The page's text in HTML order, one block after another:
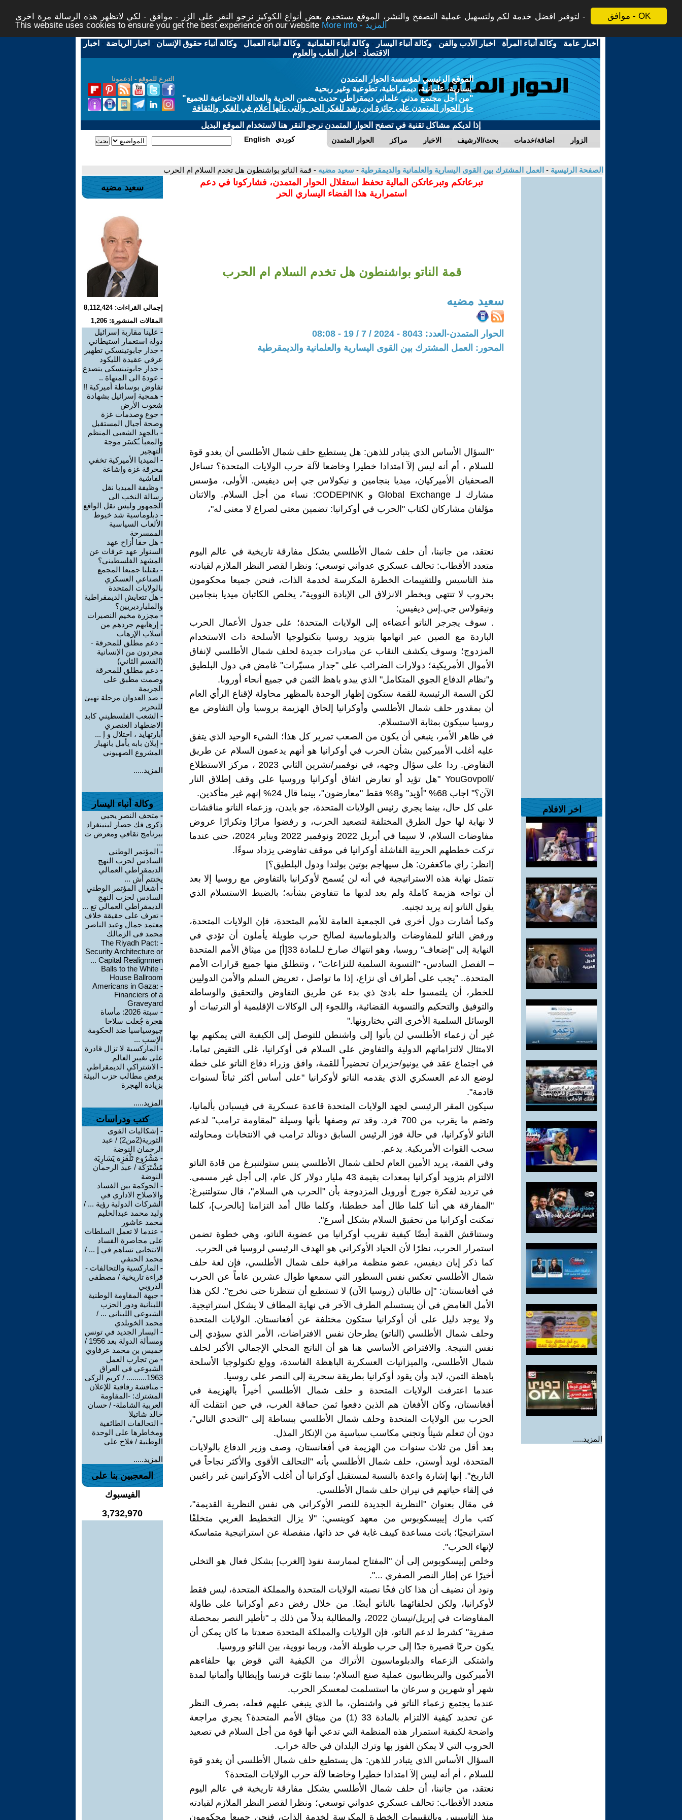
موافق - OK
لتوفير افضل خدمة لكم ولتسهيل عملية التصفح والنشر، الموقع يستخدم بعض أنواع الكوكيز نرجو النقر على الزر - موافق - لكي لاتظهر هذه الرسالة مرة اخرى -
This website uses cookies to ensure you get the best experience on our website
More info - المزيد
أخبار عامة -وكالة أنباء المرأة - اخبار الأدب والفن -وكالة أنباء اليسار -وكالة أنباء العلمانية -وكالة أنباء العمال -وكالة أنباء حقوق الإنسان - اخبار الرياضة - اخبار
الاقتصاد - اخبار الطب والعلوم
التبرع للموقع - ادعمونا
الموقع الرئيسي لمؤسسة الحوار المتمدن
يسارية، علمانية، ديمقراطية، تطوعية وغير ربحية
"من أجل مجتمع مدني علماني ديمقراطي حديث يضمن الحرية والعدالة الاجتماعية للجميع"
حاز الحوار المتمدن على جائزة ابن رشد للفكر الحر والتى نالها أعلام في الفكر والثقافة
إذا لديكم مشاكل تقنية في تصفح الحوار المتمدن نرجو النقر هنا لاستخدام الموقع البديل
الحوار المتمدن مراكز الاخبار بحث/الارشيف اضافة/خدمات الزوار English كوردي
الصفحة الرئيسية - العمل المشترك بين القوى اليسارية والعلمانية والديمقرطية - سعيد مضيه - قمة الناتو بواشنطون هل تخدم السلام ام الحرب
اخر الافلام
المزيد.....
تبرعاتكم وتبرعاتكن المالية تحفظ استقلال الحوار المتمدن، فشاركونا في دعم
استمرارية هذا الفضاء اليساري الحر
قمة الناتو بواشنطون هل تخدم السلام ام الحرب
سعيد مضيه
الحوار المتمدن-العدد: 8043 - 2024 / 7 / 19 - 08:08
المحور: العمل المشترك بين القوى اليسارية والعلمانية والديمقرطية
"السؤال الأساس الذي يتبادر للذهن: هل يستطيع حلف شمال الأطلسي أن يغدو قوة
للسلام ، أم أنه ليس إلآ امتدادا خطيرا وخاضعا لآلة حرب الولايات المتحدة؟ تساءل
الصحفيان الأميركيان، ميديا بنجامين و نيكولاس جي إس ديفيس. الأولى، مؤسس
مشارك لـ Global Exchange و CODEPINK: نساء من أجل السلام. والاثنان
مؤلفان مشاركان لكتاب "الحرب في أوكرانيا: تضمين معتى لصراع لا معنى له"،
نعتقد، من جانبنا، أن حلف شمال الأطلسي يشكل مفارقة تاريخية في عالم اليوم
متعدد الأقطاب: تحالف عسكري عدواني توسعي؛ ونظرا لقصر النظر الملازم لقيادته
منذ التاسيس وللتقييمات الخطرة المكرسة لخدمة الذات، فنحن جميعا محكومون
بحروب لا تنتهي وبخطر الانزلاق الى الإبادة النووية"، يخلص الكاتبان ميديا بنجامين
ونيقولاس جي.إس ديفيس:
. سوف يجرجر الناتو أعضاءه إلى الولايات المتحدة؛ على جدول الأعمال الحرب
الباردة مع الصين عبر اتهامها بتزويد روسيا بتكنولوجيا الأسلحة ذات الاستخدام
المزدوج؛ وسوف يكشف النقاب عن مبادرات جديدة لحلف شمال الأطلسي لإنفاق
الأموال الأمريكية؛ دولارات الضرائب على "جدار مسيّرات" غامض في دول البلطيق
و"نظام الدفاع الجوي المتكامل" الذي يبدو باهظ الثمن في جميع أنحاء أوروبا.
لكن السمة الرئيسية للقمة ستكون إظهار الوحدة بالمظهر محاولة لإقناع الرأي العام
أن بمقدور حلف شمال الأطلسي وأوكرانيا إلحاق الهزيمة بروسيا وأن التفاوض مع
روسيا سيكون بمثابة الاستسلام.
في ظاهر الأمر، ينبغي أن يكون من الصعب تمرير كل هذا؛ الشيء الوحيد الذي يتفق
عليه أغلب الأميركيين بشأن الحرب في أوكرانيا هو أنهم يدعمون السلام عن طريق
التفاوض. ردا على سؤال وجهه، في نوفمبر/تشرين الثاني 2023 ، مركز الاستطلاع
/YouGovpoll "هل تؤيد أو تعارض اتفاق أوكرانيا وروسيا على وقف إطلاق النار
الآن؟" اجاب 68% "أؤيد" و8% فقط "معارضون"، بينما قال 24% إنهم غير متأكدين.
على كل حال، بينما يجري رئيس الولايات المتحدة، جو بايدن، وزعماء الناتو مناقشات
لا نهاية لها حول الطرق المختلفة لتصعيد الحرب، و رفضوا مرارًا وتكرارًا عروض
مفاوضات السلام، لا سيما في أبريل 2022 ونوفمبر 2022 ويناير 2024، حتى عندما
تركت خططهم الحربية الفاشلة أوكرانيا في موقف تفاوضي يزداد سوءًا.
[انظر: راي ماكغفرن: هل سيهاجم بوتين بولندا ودول البلطيق؟]
تتمثل نهاية هذه الاستراتيجية في أنه لن يُسمح لأوكرانيا بالتفاوض مع روسيا إلا بعد
أن تواجه هزيمة كاملة ولم يعد لديها ما تتفاوض بشأنه؛ بالضبط الاستسلام الذي
يقول الناتو إنه يريد تجنبه.
وكما أشارت دول أخرى في الجمعية العامة للأمم المتحدة، فإن الولايات المتحدة،
ورفض الناتو للمفاوضات والدبلوماسية لصالح حرب طويلة يأملون أن تؤدي في
النهاية إلى "إضعاف" روسيا، وهو انتهاك صارخ لـلمادة 33[أ] من ميثاق الأمم المتحدة
– الفصل السادس- "التسوية السلمية للنزاعات" ، وتنطلق منها جميع قرارات الأمم
المتحدة.. "يجب على أطراف أي نزاع، إذا ما تواصل ، تعريض السلم والأمن الدوليين
للخطر، أن يلتمسوا حله بادئ ذي بدء عن طريق التفاوض والتحقيق والوساطة
والتوفيق والتحكيم والتسوية القضائية، واللجوء إلى الوكالات الإقليمية أو الترتيبات أو
الوسائل السلمية الأخرى التي يختارونها."
غير أن زعماء الأطلسي لن يأتوا إلى واشنطن للتوصل إلى الكيفية التي يمكنهم بها
الامتثال لالتزاماتهم الدولية والتفاوض على السلام في أوكرانيا، غلى التقيض تماما،
في اجتماع عقد في يونيو/حزيران تحضيراً للقمة، وافق وزراء دفاع الناتو على خطة
لوضع الدعم العسكري الذي يقدمه الناتو لأوكرانيا "على أساس أكثر ثباتاً لسنوات
قادمة".
سيكون المقر الرئيسي لجهد الولايات المتحدة قاعدة عسكرية في فيسبادن بألمانيا،
وتضم ما يقرب من 700 فرد. وقد تم وصفها بأنها وسيلة "لمقاومة ترامب" لدعم
الناتو لأوكرانيا، في حالة فوز الرئيس السابق دونالد ترامب في الانتخابات ومحاولته
سحب القوات الأمريكية. يدعم.
وفي القمة، يريد الأمين العام لحلف شمال الأطلسي ينس ستولتنبرغ من قادة الناتو
الالتزام بتزويد أوكرانيا بمعدات بقيمة 43 مليار دولار كل عام، إلى أجل غير مسمى.
في ترديد لفكرة جورج أورويل المزدوجة بأن "الحرب هي السلام"، قال ستولتنبرغ:
"المفارقة هي أننا كلما طال أمد خططنا، وكلما طال أمد التزامنا [بالحرب]، كلما
تمكنت أوكرانيا من تحقيق السلام بشكل أسرع".
وستناقش القمة أيضًا كيفية تقريب أوكرانيا من عضوية الناتو، وهي خطوة تضمن
استمرار الحرب، نظرًا لأن الحياد الأوكراني هو الهدف الرئيسي لروسيا في الحرب.
كما ذكر إيان ديفيس، عضو منظمة مراقبة حلف شمال الأطلسي، فإن لغة حلف
شمال الأطلسي تعكس نفس السطور التي سمعها طوال عشرين عاماً عن الحرب
في أفغانستان: "إن طالبان (روسيا الآن) لا تستطيع أن تنتظرنا حتى نخرج". لكن هذا
الأمل الغامض في أن يستسلم الطرف الآخر في نهاية المطاف لا يشكل استراتيجية.
ولا يوجد دليل على أن أوكرانيا ستكون مختلفة عن أفغانستان. الولايات المتحدة
وحلف شمال الأطلسي (الناتو) يطرحان نفس الافتراضات، الأمر الذي سيؤدي إلى
نفس النتيجة. والافتراض الأساسي هنا هو أن الناتج المحلي الإجمالي الأكبر لحلف
شمال الأطلسي، والميزانيات العسكرية الباهظة الفاسدة، وولع تكنولوجيا الأسلحة
باهظة الثمن، لابد وأن يقود أوكرانيا بطريقة سحرية إلى النصر على روسيا.
عندما اعترفت الولايات المتحدة و حلف شمال الأطلسي أخيراً بالهزيمة في
أفغانستان، وكان الأفغان هم الذين دفعوا ثمن حماقة الغرب، في حين انتقلت آلة
الحرب بين الولايات المتحدة وحلف شمال الأطلسي ببساطة إلى "التحدي التالي"،
دون أن تتعلم شيئاً وتجني مكاسب سياسية من الإنكار المذل.
بعد أقل من ثلاث سنوات من الهزيمة في أفغانستان، وصف وزير الدفاع بالولايات
المتحدة، لويد أوستن، حلف شمال الأطلسي بأنه "التحالف الأقوى والأكثر نجاحاً في
التاريخ". إنها إشارة واعدة بالنسبة لمستقبل أوكرانيا أن أغلب الأوكرانيين غير راغبين
في إلقاء حياتهم في نيران حلف شمال الأطلسي.
في مقال بعنوان "النظرية الجديدة للنصر الأوكراني هي نفس النظرية القديمة"،
كتب مارك إيبيسكوبوس من معهد كوينسي: "لا يزال التخطيط الغربي متخلفًا
استراتيجيًا؛ باتت مساعدة كييف غاية في حد ذاتها، منفصلة عن استراتيجية متماسكة
لإنهاء الحرب".
وخلص إبيسكوبوس إلى أن "المفتاح لممارسة نفوذ [الغرب] بشكل فعال هو التخلي
أخيرًا عن إطار النصر الصفري ...".
ونود أن نضيف أن هذا كان فخًا نصبته الولايات المتحدة والمملكة المتحدة، ليس فقط
لأوكرانيا، ولكن لحلفائهما بالناتو أيضًا. من خلال رفض دعم أوكرانيا على طاولة
المفاوضات في إبريل/نيسان 2022، والمطالبة بدلاً من ذلك بـ "تأطير النصر بمحصلة
صفرية" كشرط لدعم الناتو، فإن الولايات والمملكة المتحدة صعدتا ما كان يمكن أن
يكون حربًا قصيرة جدًا إلى حرب طويلة الأمد، وربما نووية، بين الناتو وروسيا.
واشتكى الزعماء والدبلوماسيون الأتراك من الكيفية التي قوض بها حلفاءهم
الأميركيون والبريطانيون عملية صنع السلام؛ بينما تلوّت فرنسا وإيطاليا وألمانيا لمدة
شهر أو شهرين و سرعان ما استسلمت لمعسكر الحرب.
عندما يجتمع زعماء الناتو في واشنطن، ما الذي ينبغي عليهم فعله، بصرف النظر
عن تحديد كيفية الالتزام بالمادة 33 (1) من ميثاق الأمم المتحدة؟ يجري مراجعة
واضحة لكيفية استمرار هذه المنظمة التي تدعي أنها قوة من أجل السلام في تصعيد
الحروب التي لا يمكن الفوز بها وترك البلدان في حالة خراب.
السؤال الأساس الذي يتبادر للذهن: هل يستطيع حلف شمال الأطلسي أن يغدو قوة
للسلام ، أم أنه ليس إلآ امتدادا خطيرا وخاضعا لآلة حرب الولايات المتحدة؟
نعتقد، من جانبنا، أن حلف شمال الأطلسي يشكل مفارقة تاريخية في عالم اليوم
متعدد الأقطاب: تحالف عسكري عدواني توسعي؛ ونظرا لقصر النظر الملازم لقيادته
منذ التاسيس وبالتقييمات الخطرة المكرسة لخدمة الذات، فنحن جميعا محكومون
سعيد مضيه
إجمالي القراءات: 8,112,424
المقالات المنشورة: 1,206
- علينا مقاربة إسرائيل
دولة استعمار استيطاني
- جدار جابوتينسكي تطهير
عرقي عقيدة الليكود
- جدار جابوتينسكي يتصدع
- عودة الى المتهاة ..
تفاوض بوساطة أميركية !!
- همجية إسرائيل بشهادة
شعوب الأرض
- جوع وصدمات غزة
وصحة أجيال المستقبل
- بالجهد الشعبي المنظم
والمعبأ ـُكسَر موجة
التهجير
- الميديا الأميركية تخفي
محرقة غزة وإشاعة
الفاشية
- وظيفة الميديا نقل
رسالة النخب الى
الجمهور وليس نقل الواقع
- دبلوماسية شد خيوط
الألعاب السياسية
الممسرحة
- هل حقا أزاح عهد
السنوار عهد عرفات عن
المشهد الفلسطيني؟
- يقتلنا جميعا المجمع
الصناعي العسكري
بالولايات المتحدة
- هل تتعايش الديمقراطية
والمليارديريين؟
- مجزرة مخيم النصيرات
- إرهابهم جردهم من
أسلاب الإرهاب
- دعم مطلق للمحرقة -
مجردون من الإنسانية
(القسم الثاني)
- دعم مطلق للمحرقة
وصمت مطبق على
الجريمة
- صد العدوان مرحلة تهيئ
للتحرير
- الشعب الفلسطيني كابد
الاضطهاد العنصري
أبارتهايد ، احتلال و إ ...
- إيلان بابه يأمل بانهيار
المشروع الصهيوني
المزيد.....
وكالة أنباء اليسار
- متحف النصر يحيي
ذكرى فك حصار لينينغراد
ببرنامج ثقافي ومعرض ت
...
- المؤتمر الوطني
السادس لحزب النهج
الديمقراطي العمالي
يختتم أش ...
- أشغال المؤتمر الوطني
السادس لحزب النهج
الديمقراطي العمالي تع ...
- تعرف على حقيقة خلاف
معتمد جمال وعبد الناصر
محمد فى الزمالك
-
The Riyadh Pact:
Security Architecture or
Capital Realignmen ...
-
Balls to the White
House Ballroom
-
Americans in Gaza:
Financiers of a
Graveyard
-
سبتة 2026: مأساة
هجرة جُعلت سلاحا
جيوسياسيا ضد الحكومة
الإسب ...
- الماركسية لا تزال قادرة
على تغيير العالم
- الاشتراكي الديمقراطي
يرفض مطالب حزب البيئة
بزيادة الهجرة
المزيد.....
كتب ودراسات
- إشكاليات القوى
الثورية(2من2) / عبد
الرحمان النوضة
- مَشْرُوع تَلْفَزِة يَسَارِيَة
مُشْتَرَكَة / عبد الرحمان
النوضة
- الحوكمة بين الفساد
والاصلاح الاداري في
الشركات الدولية رؤية ... /
وليد محمد عبدالحليم
محمد عاشور
- عندما لا تعمل السلطات
على محاصرة الفساد
الانتخابي تساهم في إ ... /
محمد الحنفي
- الماركسية والتحالفات -
قراءة تاريخية / مصطفى
الدروبي
- جبهة المقاومة الوطنية
اللبنانية ودور الحزب
الشيوعي اللبناني ... /
محمد الخويلدي
- اليسار الجديد في تونس
ومسألة الدولة بعد 1956 /
خميس بن محمد عرفاوي
- من تجارب العمل
الشيوعي في العراق
1963.......... / كريم الزكي
- مناقشة رفاقية للإعلان
المشترك: -المقاومة
العربية الشاملة- / حسان
خالد شاتيلا
- التحالفات الطائفية
ومخاطرها على الوحدة
الوطنية / فلاح علي
المزيد.....
المعجبين بنا على
الفيسبوك
3,732,970